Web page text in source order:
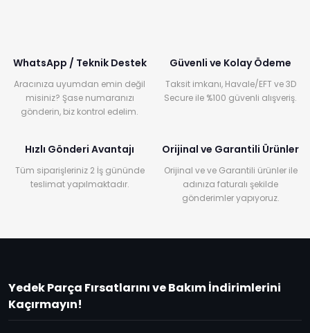
WhatsApp / Teknik Destek
Aracınıza uyumdan emin değil
misiniz? Şase numaranızı
gönderin, biz kontrol edelim.
Güvenli ve Kolay Ödeme
Taksit imkanı, Havale/EFT ve 3D
Secure ile %100 güvenli alışveriş.
Hızlı Gönderi Avantajı
Tüm siparişleriniz 2 İş gününde
teslimat yapılmaktadır.
Orijinal ve Garantili Ürünler
Orijinal ve ve Garantili ürünler ile
adınıza faturalı şekilde
gönderimler yapıyoruz.
Yedek Parça Fırsatlarını ve Bakım İndirimlerini
Kaçırmayın!